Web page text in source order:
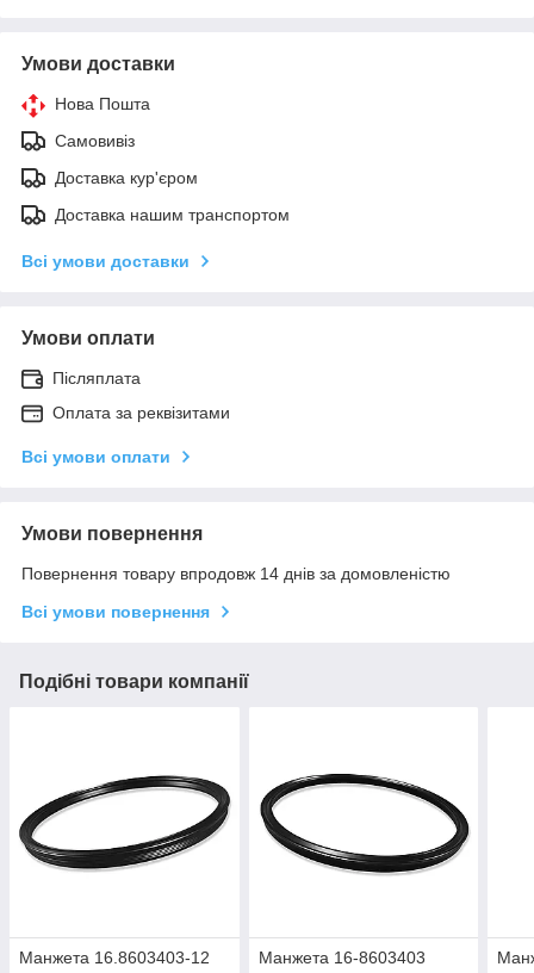
Умови доставки
Нова Пошта
Самовивіз
Доставка кур'єром
Доставка нашим транспортом
Всі умови доставки
Умови оплати
Післяплата
Оплата за реквізитами
Всі умови оплати
Умови повернення
Повернення товару впродовж 14 днів за домовленістю
Всі умови повернення
Подібні товари компанії
Манжета 16.8603403-12 Манжета 16-8603403